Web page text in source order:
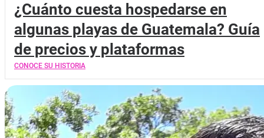
¿Cuánto cuesta hospedarse en
algunas playas de Guatemala? Guía
de precios y plataformas
CONOCE SU HISTORIA